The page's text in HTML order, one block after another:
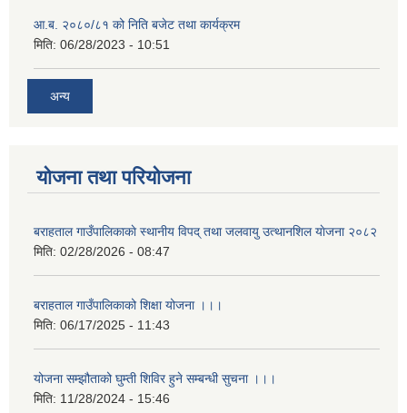
आ.ब. २०८०/८१ को निति बजेट तथा कार्यक्रम
मिति: 06/28/2023 - 10:51
अन्य
योजना तथा परियोजना
बराहताल गाउँपालिकाकाे स्थानीय विपद् तथा जलवायु उत्थानशिल याेजना २०८२
मिति: 02/28/2026 - 08:47
बराहताल गाउँपालिकाको शिक्षा योजना ।।।
मिति: 06/17/2025 - 11:43
योजना सम्झौताको घुम्ती शिविर हुने सम्बन्धी सुचना ।।।
मिति: 11/28/2024 - 15:46